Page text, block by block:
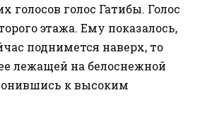
голосов голос Гатибы. Голос
этажа. Ему показалось,
поднимется наверх, то
лежащей на белоснежной
к высоким